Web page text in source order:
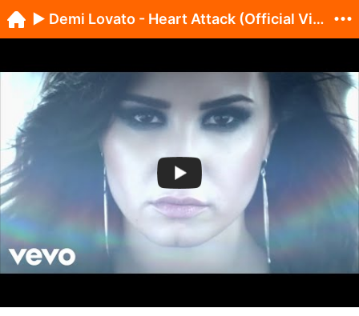
► Demi Lovato - Heart Attack (Official Video) ►